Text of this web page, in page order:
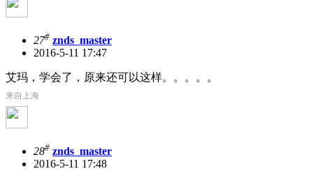
27# znds_master
2016-5-11 17:47
艾玛，学会了，原来还可以这样。。。。。
来自上海
28# znds_master
2016-5-11 17:48